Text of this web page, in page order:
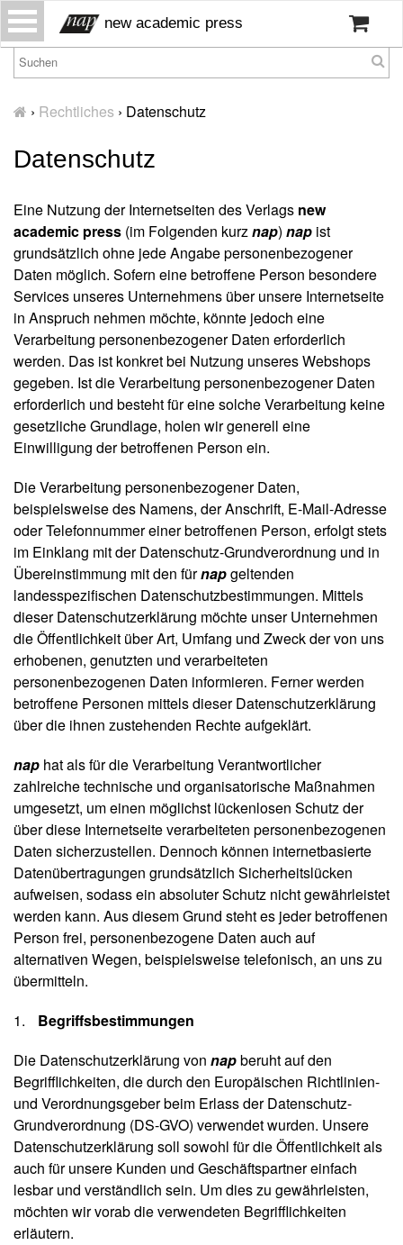
S
i
H
m
ü
b
er
u
s
P
r
e
s
e
e
w
sl
e
tt
r
K
o
n
t
a
k
A
u
s
li
e
e
r
u
n
g
t
o
r*
i
n
n
n
N
e
new academic press
› Rechtliches › Datenschutz
Datenschutz
Eine Nutzung der Internetseiten des Verlags new
academic press (im Folgenden kurznap) nap ist
grundsätzlich ohne jede Angabe personenbezogener
Daten möglich. Sofern eine betroffene Person besondere
Services unseres Unternehmens über unsere Internetseite
in Anspruch nehmen möchte, könnte jedoch eine
Verarbeitung personenbezogener Daten erforderlich
werden. Das ist konkret bei Nutzung unseres Webshops
gegeben. Ist die Verarbeitung personenbezogener Daten
erforderlich und besteht für eine solche Verarbeitung keine
gesetzliche Grundlage, holen wir generell eine
Einwilligung der betroffenen Person ein.
Die Verarbeitung personenbezogener Daten,
beispielsweise des Namens, der Anschrift, E-Mail-Adresse
oder Telefonnummer einer betroffenen Person, erfolgt stets
im Einklang mit der Datenschutz-Grundverordnung und in
Übereinstimmung mit den fürnapgeltenden
landesspezifischen Datenschutzbestimmungen. Mittels
dieser Datenschutzerklärung möchte unser Unternehmen
die Öffentlichkeit über Art, Umfang und Zweck der von uns
erhobenen, genutzten und verarbeiteten
personenbezogenen Daten informieren. Ferner werden
betroffene Personen mittels dieser Datenschutzerklärung
über die ihnen zustehenden Rechte aufgeklärt.
nap hat als für die Verarbeitung Verantwortlicher
zahlreiche technische und organisatorische Maßnahmen
umgesetzt, um einen möglichst lückenlosen Schutz der
über diese Internetseite verarbeiteten personenbezogenen
Daten sicherzustellen. Dennoch können internetbasierte
Datenübertragungen grundsätzlich Sicherheitslücken
aufweisen, sodass ein absoluter Schutz nicht gewährleistet
werden kann. Aus diesem Grund steht es jeder betroffenen
Person frei, personenbezogene Daten auch auf
alternativen Wegen, beispielsweise telefonisch, an uns zu
übermitteln.
Begriffsbestimmungen
Die Datenschutzerklärung von napberuht auf den
Begrifflichkeiten, die durch den Europäischen Richtlinien-
und Verordnungsgeber beim Erlass der Datenschutz-
Grundverordnung (DS-GVO) verwendet wurden. Unsere
Datenschutzerklärung soll sowohl für die Öffentlichkeit als
auch für unsere Kunden und Geschäftspartner einfach
lesbar und verständlich sein. Um dies zu gewährleisten,
möchten wir vorab die verwendeten Begrifflichkeiten
erläutern.